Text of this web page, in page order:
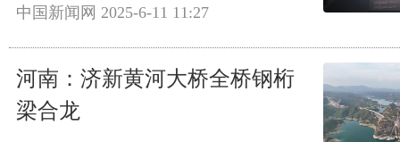
中国新闻网 2025-6-11 11:27
河南：济新黄河大桥全桥钢桁
梁合龙